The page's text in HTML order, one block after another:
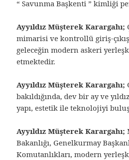
“ Savunma Başkenti ” kimliği
Ayyıldız Müşterek Karargahı;
mimarisi ve kontrollü giriş-
geleceğin modern askeri
etmektedir.
Ayyıldız Müşterek Karargahı;
bakıldığında, dev bir ay ve
yapı, estetik ile teknolojiyi
Ayyıldız Müşterek Karargahı;
Bakanlığı, Genelkurmay
Komutanlıkları, modern